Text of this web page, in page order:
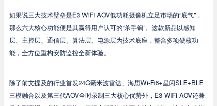
如果说三大技术壁垒是E3 WiFi AOV低功耗摄像机立足市场的“底气”，
那么六大核心功能便是其赢得用户认可的“杀手锏”。这款新品以感知
层、主控层、通信层、算法层、电源层为技术底座，整合多项硬核功
能，全方位重构安防监控全新体验。
除了前文提及的行业首发24G毫米波雷达、海思Wi-Fi6+星闪SLE+BLE
三模融合以及第三代AOV全时录制三大核心优势外，E3 WiFi AOV还兼